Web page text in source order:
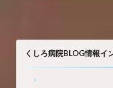
くしろ病院BLOG情報イ